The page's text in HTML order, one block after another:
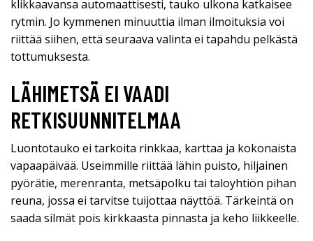
klikkaavansa automaattisesti, tauko ulkona katkaisee
rytmin. Jo kymmenen minuuttia ilman ilmoituksia voi
riittää siihen, että seuraava valinta ei tapahdu pelkästä
tottumuksesta.
LÄHIMETSÄ EI VAADI
RETKISUUNNITELMAA
Luontotauko ei tarkoita rinkkaa, karttaa ja kokonaista
vapaapäivää. Useimmille riittää lähin puisto, hiljainen
pyörätie, merenranta, metsäpolku tai taloyhtiön pihan
reuna, jossa ei tarvitse tuijottaa näyttöä. Tärkeintä on
saada silmät pois kirkkaasta pinnasta ja keho liikkeelle.